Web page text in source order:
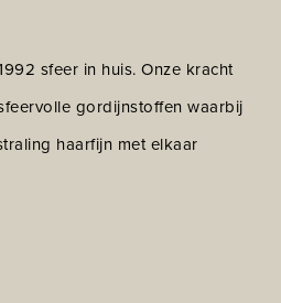
sfeer in huis. Onze kracht
gordijnstoffen waarbij
haarfijn met elkaar